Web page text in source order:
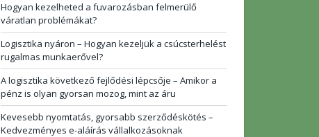
Hogyan kezelheted a fuvarozásban felmerülő
váratlan problémákat?
Logisztika nyáron – Hogyan kezeljük a csúcsterhelést
rugalmas munkaerővel?
A logisztika következő fejlődési lépcsője – Amikor a
pénz is olyan gyorsan mozog, mint az áru
Kevesebb nyomtatás, gyorsabb szerződéskötés –
Kedvezményes e-aláírás vállalkozásoknak